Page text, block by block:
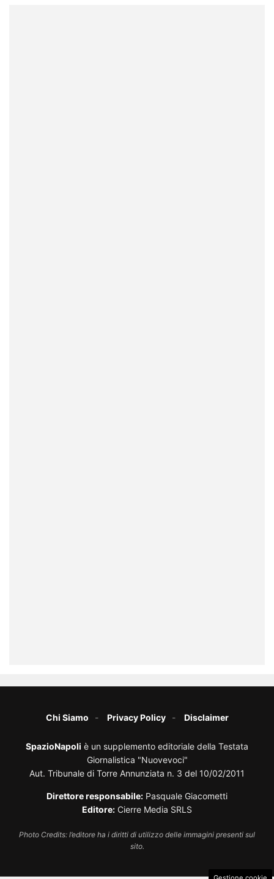
Chi Siamo Privacy Policy Disclaimer
SpazioNapoli è un supplemento editoriale della Testata
Giornalistica "Nuovevoci"
Aut. Tribunale di Torre Annunziata n. 3 del 10/02/2011
Direttore responsabile: Pasquale Giacometti
Editore: Cierre Media SRLS
Photo Credits: l’editore ha i diritti di utilizzo delle immagini presenti sul
sito.